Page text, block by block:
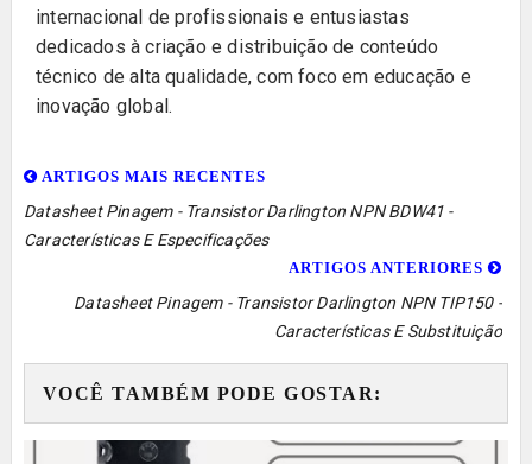
internacional de profissionais e entusiastas
dedicados à criação e distribuição de conteúdo
técnico de alta qualidade, com foco em educação e
inovação global.
ARTIGOS MAIS RECENTES
Datasheet Pinagem - Transistor Darlington NPN BDW41 -
Características E Especificações
ARTIGOS ANTERIORES
Datasheet Pinagem - Transistor Darlington NPN TIP150 -
Características E Substituição
VOCÊ TAMBÉM PODE GOSTAR: